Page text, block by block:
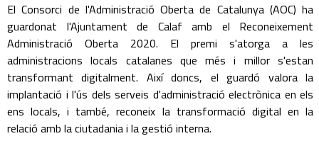
El Consorci de l'Administració Oberta de Catalunya (AOC) ha
guardonat l'Ajuntament de Calaf amb el Reconeixement
Administració Oberta 2020. El premi s'atorga a les
administracions locals catalanes que més i millor s'estan
transformant digitalment. Així doncs, el guardó valora la
implantació i l'ús dels serveis d'administració electrònica en els
ens locals, i també, reconeix la transformació digital en la
relació amb la ciutadania i la gestió interna.